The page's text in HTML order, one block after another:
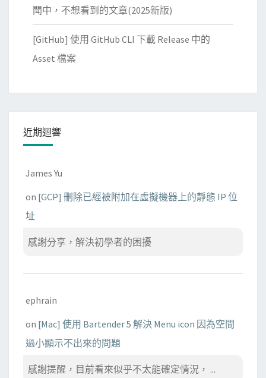
聞中，不想看到的文章(2025新版)
[GitHub] 使用 GitHub CLI 下載 Release 中的
Asset 檔案
近期迴響
James Yu
on [GCP] 刪除已經被附加在虛擬機器上的靜態 IP 位
址
感謝分享，解決初學者的困擾
ephrain
on [Mac] 使用 Bartender 5 解決 Menu icon 因為空間
過小顯示不出來的問題
感謝提醒，目前看來似乎不太能確定情況， ...